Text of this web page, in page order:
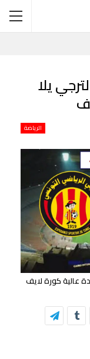
يلا
الرياضة
عالية كورة لايف